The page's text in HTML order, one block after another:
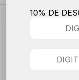
DESCRIÇÃO
Nenhuma avaliação
10% DE